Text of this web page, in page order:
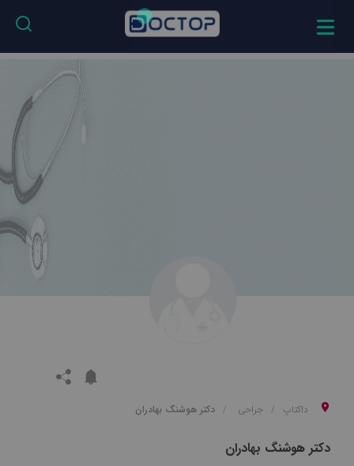
داکتاپ جراحی دکتر هوشنگ بهادران
دکتر هوشنگ بهادران